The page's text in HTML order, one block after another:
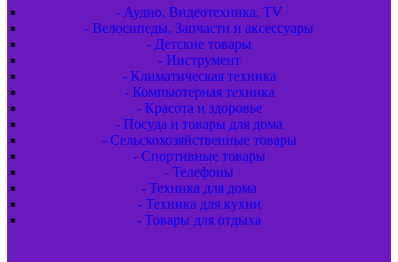
- Аудио, Видеотехника, TV
- Велосипеды, Запчасти и аксессуары
- Детские товары
- Инструмент
- Климатическая техника
- Компьютерная техника
- Красота и здоровье
- Посуда и товары для дома
- Сельскохозяйственные товары
- Спортивные товары
- Телефоны
- Техника для дома
- Техника для кухни
- Товары для отдыха